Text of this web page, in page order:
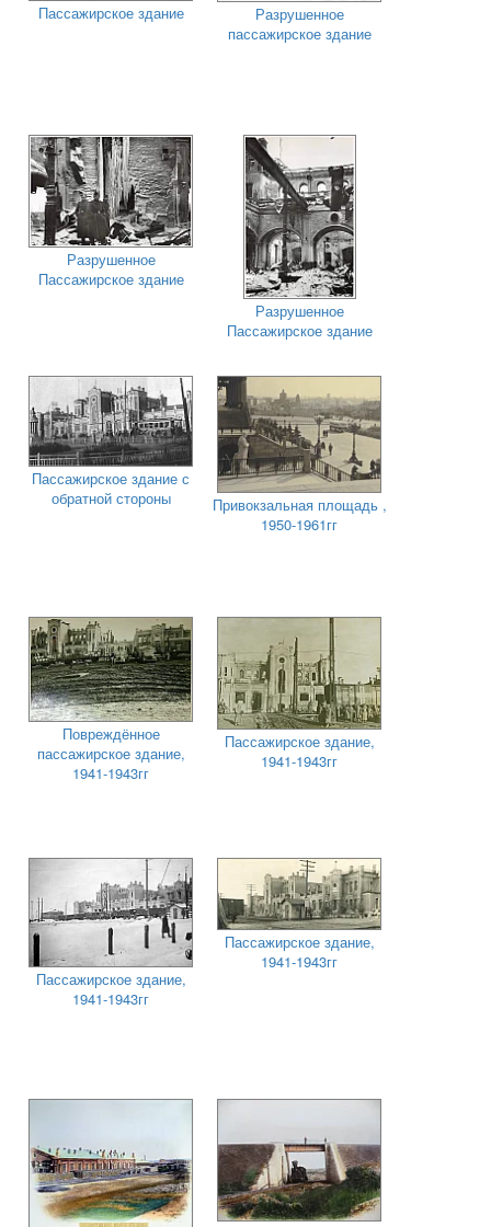
Пассажирское здание
Разрушенное
пассажирское здание
Разрушенное
Пассажирское здание
Разрушенное
Пассажирское здание
Пассажирское здание с
обратной стороны
Привокзальная площадь ,
1950-1961гг
Повреждённое
пассажирское здание,
1941-1943гг
Пассажирское здание,
1941-1943гг
Пассажирское здание,
1941-1943гг
Пассажирское здание,
1941-1943гг